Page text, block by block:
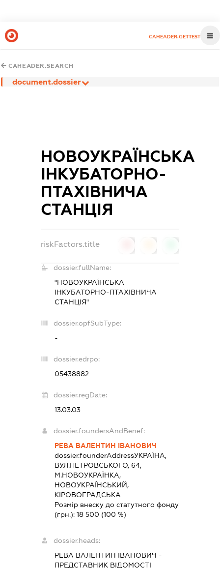
CAHEADER.GETTEST
CAHEADER.SEARCH
document.dossier
НОВОУКРАЇНСЬКА
ІНКУБАТОРНО-
ПТАХІВНИЧА
СТАНЦІЯ
riskFactors.title
dossier.fullName:
"НОВОУКРАЇНСЬКА
ІНКУБАТОРНО-ПТАХІВНИЧА
СТАНЦІЯ"
dossier.opfSubType:
-
dossier.edrpo:
05438882
dossier.regDate:
13.03.03
dossier.foundersAndBenef:
РЕВА ВАЛЕНТИН ІВАНОВИЧ
dossier.founderAddressУКРАЇНА,
ВУЛ.ПЕТРОВСЬКОГО, 64,
М.НОВОУКРАЇНКА,
НОВОУКРАЇНСЬКИЙ,
КІРОВОГРАДСЬКА
Розмір внеску до статутного фонду
(грн.): 18 500 (100 %)
dossier.heads:
РЕВА ВАЛЕНТИН ІВАНОВИЧ -
ПРЕДСТАВНИКВІДОМОСТІ